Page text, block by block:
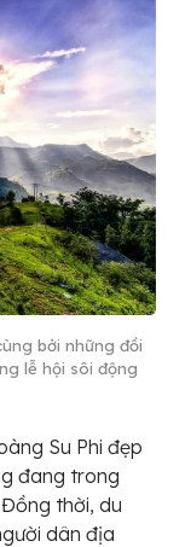
bởi những đồi
lễ hội sôi động
Su Phi đẹp
đang trong
thời, du
dân địa